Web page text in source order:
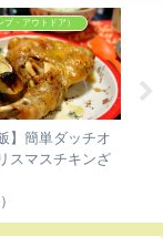
・アウトドア）
】簡単ダッチオ
スマスチキンざ